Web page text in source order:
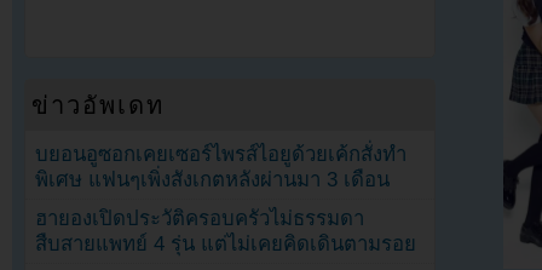
ข่าวอัพเดท
บยอนอูซอกเคยเซอร์ไพรส์ไอยูด้วยเค้กสั่งทำ
พิเศษ แฟนๆเพิ่งสังเกตหลังผ่านมา 3 เดือน
ฮายองเปิดประวัติครอบครัวไม่ธรรมดา
สืบสายแพทย์ 4 รุ่น แต่ไม่เคยคิดเดินตามรอย